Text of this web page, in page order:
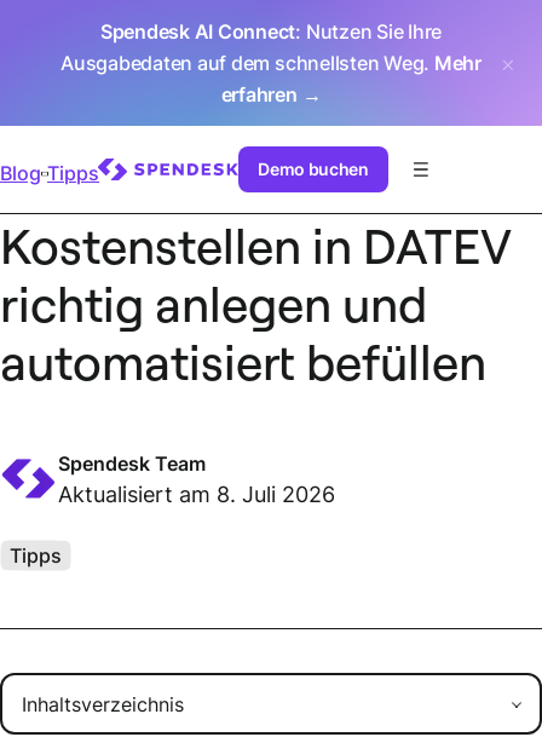
Spendesk AI Connect: Nutzen Sie Ihre
Ausgabedaten auf dem schnellsten Weg. Mehr
erfahren →
Demo buchen
Blog Tipps
Kostenstellen in DATEV
richtig anlegen und
automatisiert befüllen
Spendesk Team
Aktualisiert am 8. Juli 2026
Tipps